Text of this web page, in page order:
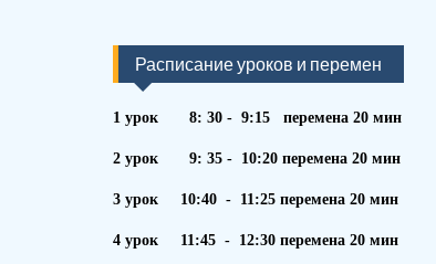
Расписание уроков и перемен
1 урок 8: 30 - 9:15 перемена 20 мин
2 урок 9: 35 - 10:20 перемена 20 мин
3 урок 10:40 - 11:25 перемена 20 мин
4 урок 11:45 - 12:30 перемена 20 мин